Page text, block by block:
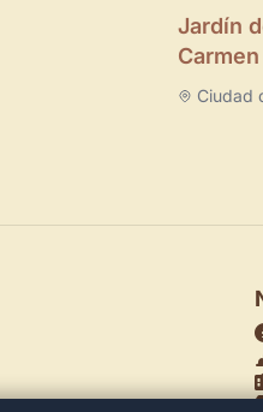
Jardín
Carmen
Ciudad